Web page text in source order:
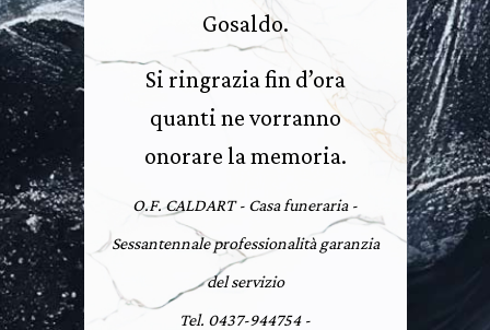
Gosaldo.
Si ringrazia fin d’ora
quanti ne vorranno
onorare la memoria.
O.F. CALDART - Casa funeraria -
Sessantennale professionalità garanzia
del servizio
Tel. 0437-944754 -